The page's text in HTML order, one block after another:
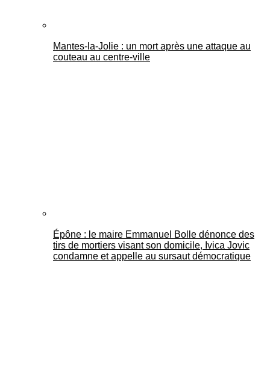
Mantes-la-Jolie : un mort après une attaque au
couteau au centre-ville
Épône : le maire Emmanuel Bolle dénonce des
tirs de mortiers visant son domicile, Ivica Jovic
condamne et appelle au sursaut démocratique